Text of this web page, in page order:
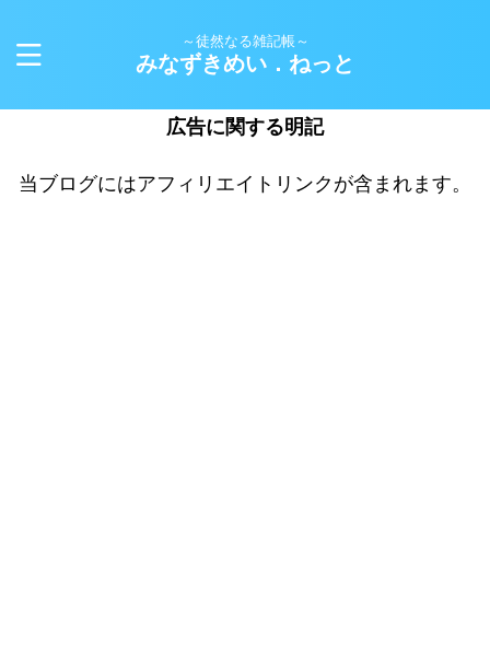
～徒然なる雑記帳～
みなずきめい．ねっと
広告に関する明記
当ブログにはアフィリエイトリンクが含まれます。